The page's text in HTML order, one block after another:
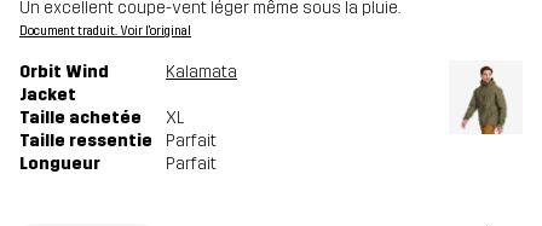
Un excellent coupe-vent léger même sous la pluie.
Document traduit. Voir l'original
Orbit Wind
Jacket
Kalamata
Taille achetée
XL
Taille ressentie
Parfait
Longueur
Parfait